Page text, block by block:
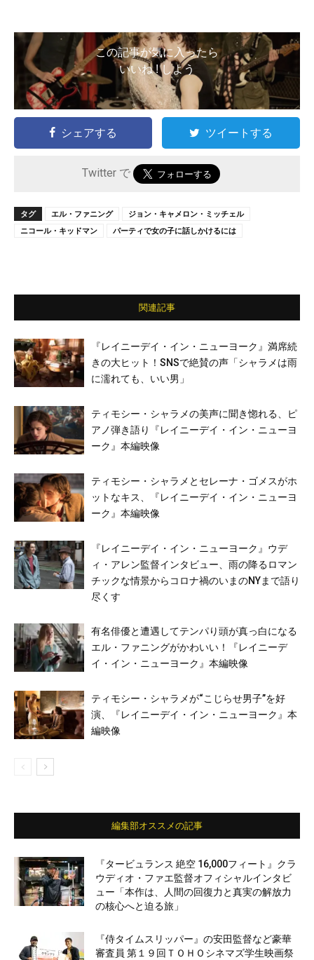
この記事が気に入ったら
いいね ! しよう
シェアする ツイートする
Twitter で
タグ エル・ファニング
ジョン・キャメロン・ミッチェル
ニコール・キッドマン
パーティで女の子に話しかけるには
関連記事
『レイニーデイ・イン・ニューヨーク』満席続
きの大ヒット！SNSで絶賛の声「シャラメは雨
に濡れても、いい男」
ティモシー・シャラメの美声に聞き惚れる、ピ
アノ弾き語り『レイニーデイ・イン・ニューヨ
ーク』本編映像
ティモシー・シャラメとセレーナ・ゴメスがホ
ットなキス、『レイニーデイ・イン・ニューヨ
ーク』本編映像
『レイニーデイ・イン・ニューヨーク』ウデ
ィ・アレン監督インタビュー、雨の降るロマン
チックな情景からコロナ禍のいまのNYまで語り
尽くす
有名俳優と遭遇してテンパり頭が真っ白になる
エル・ファニングがかわいい！『レイニーデ
イ・イン・ニューヨーク』本編映像
ティモシー・シャラメが“こじらせ男子”を好
演、『レイニーデイ・イン・ニューヨーク』本
編映像
編集部オススメの記事
『タービュランス 絶空 16,000フィート』クラ
ウディオ・ファエ監督オフィシャルインタビ
ュー「本作は、人間の回復力と真実の解放力
の核心へと迫る旅」
『侍タイムスリッパー』の安田監督など豪華
審査員 第１９回ＴＯＨＯシネマズ学生映画祭